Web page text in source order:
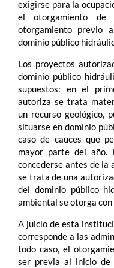
exigirse para la
el otorgamiento de
otorgamiento previo
dominio público
Los proyectos
dominio público
supuestos: en el
autoriza se trata
un recurso geológico,
situarse en dominio
caso de cauces que
mayor parte del año.
concederse antes de la
se trata de una
del dominio público
ambiental se otorga
A juicio de esta
corresponde a las
todo caso, el
ser previa al inicio